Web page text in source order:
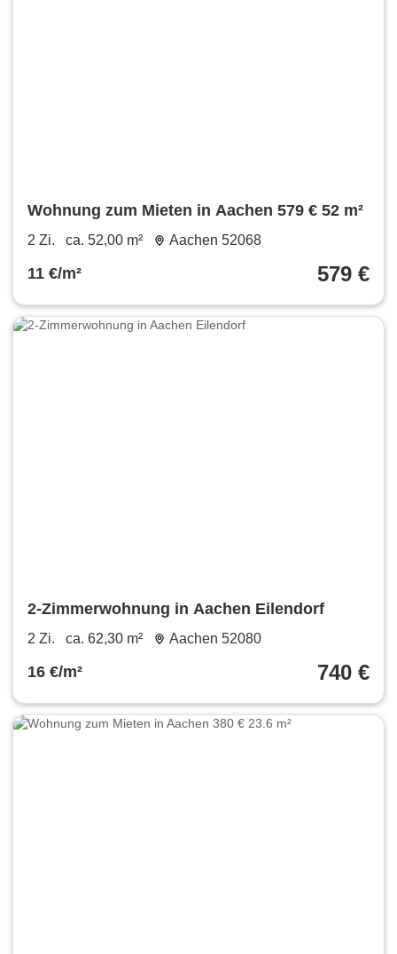
Wohnung zum Mieten in Aachen 579 € 52 m²
2 Zi. ca. 52,00 m² Aachen 52068
11 €/m² 579 €
2-Zimmerwohnung in Aachen Eilendorf
2 Zi. ca. 62,30 m² Aachen 52080
16 €/m² 740 €